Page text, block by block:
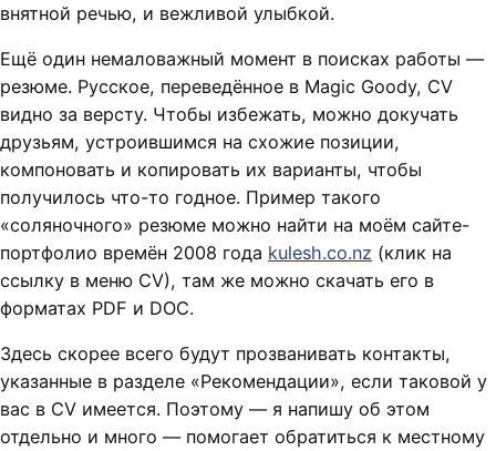
внятной речью, и вежливой улыбкой.
Ещё один немаловажный момент в поисках работы —
резюме. Русское, переведённое в Magic Goody, CV
видно за версту. Чтобы избежать, можно докучать
друзьям, устроившимся на схожие позиции,
компоновать и копировать их варианты, чтобы
получилось что-то годное. Пример такого
«соляночного» резюме можно найти на моём сайте-
портфолио времён 2008 года kulesh.co.nz (клик на
ссылку в меню CV), там же можно скачать его в
форматах PDF и DOC.
Здесь скорее всего будут прозванивать контакты,
указанные в разделе «Рекомендации», если таковой у
вас в CV имеется. Поэтому — я напишу об этом
отдельно и много — помогает обратиться к местному